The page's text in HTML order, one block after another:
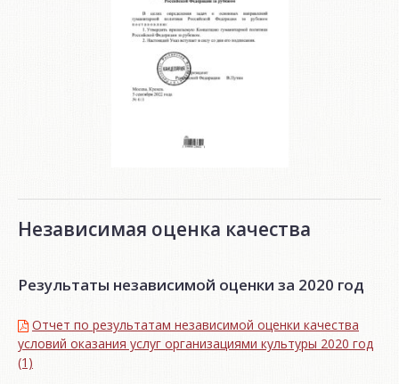
Независимая оценка качества
Результаты независимой оценки за 2020 год
Отчет по результатам независимой оценки качества
условий оказания услуг организациями культуры 2020 год
(1)